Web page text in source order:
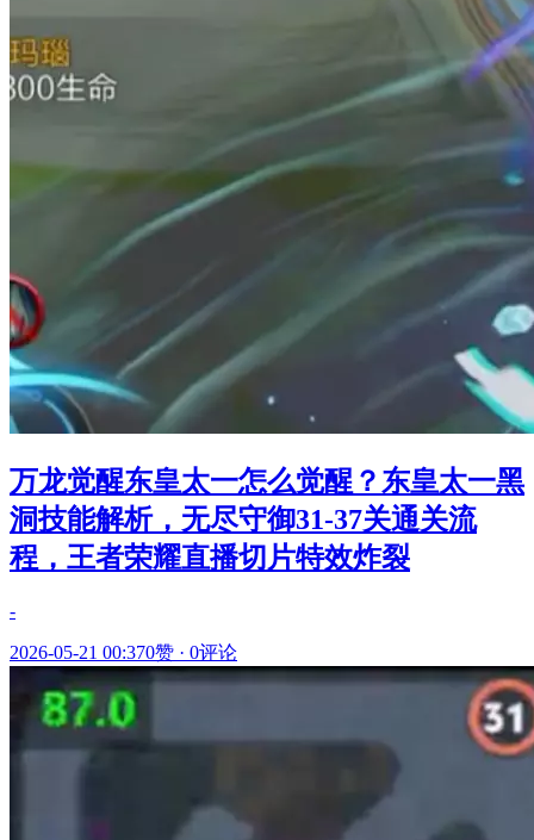
万龙觉醒东皇太一怎么觉醒？东皇太一黑
洞技能解析，无尽守御31-37关通关流
程，王者荣耀直播切片特效炸裂
-
2026-05-21 00:370赞 · 0评论